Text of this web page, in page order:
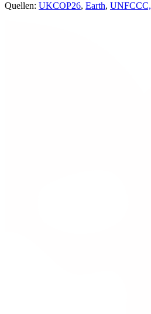
Quellen: UKCOP26, Earth, UNFCCC,